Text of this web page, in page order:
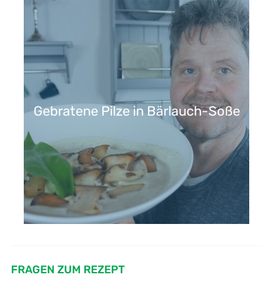
Gebratene Pilze in Bärlauch-Soße
FRAGEN ZUM REZEPT